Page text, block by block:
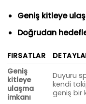
Geniş kitleye
Doğrudan
FIRSATLAR
Geniş
kitleye
ulaşma
imkanı
Duyuru
kendi
geniş bir